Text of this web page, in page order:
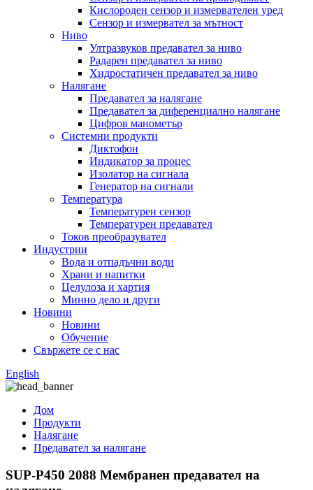
Кислороден сензор и измервателен уред
Сензор и измервател за мътност
Ниво
Ултразвуков предавател за ниво
Радарен предавател за ниво
Хидростатичен предавател за ниво
Налягане
Предавател за налягане
Предавател за диференциално налягане
Цифров манометър
Системни продукти
Диктофон
Индикатор за процес
Изолатор на сигнала
Генератор на сигнали
Температура
Температурен сензор
Температурен предавател
Токов преобразувател
Индустрии
Вода и отпадъчни води
Храни и напитки
Целулоза и хартия
Минно дело и други
Новини
Новини
Обучение
Свържете се с нас
English
Дом
Продукти
Налягане
Предавател за налягане
SUP-P450 2088 Мембранен предавател на